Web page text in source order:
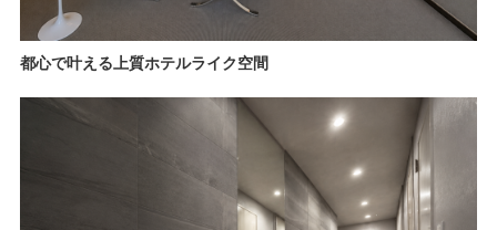
都心で叶える上質ホテルライク空間